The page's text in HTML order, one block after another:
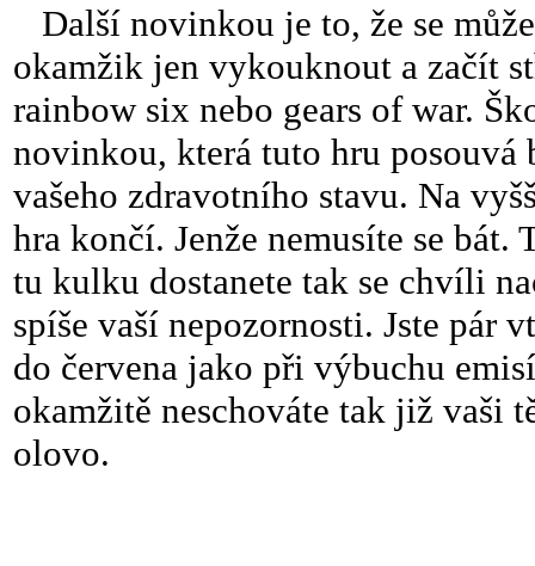
Další novinkou je to, že se
okamžik jen vykouknout a začít
rainbow six nebo gears of war.
novinkou, která tuto hru posouvá
vašeho zdravotního stavu. Na
hra končí. Jenže nemusíte se bát.
tu kulku dostanete tak se chvíli
spíše vaší nepozornosti. Jste pár
do červena jako při výbuchu
okamžitě neschováte tak již vaši
olovo.